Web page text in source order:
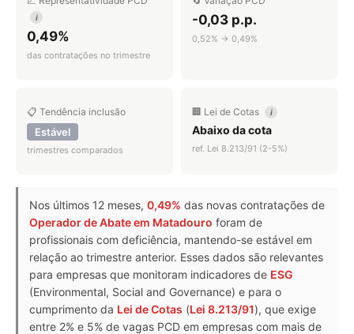
i
0,49%
das contratações no trimestre
-0,03 p.p.
0,52% → 0,49%
📋 Tendência inclusão
Estável
trimestres comparados
🏢 Lei de Cotas i
Abaixo da cota
ref. Lei 8.213/91 (2-5%)
Nos últimos 12 meses, 0,49% das novas contratações de
Operador de Abate em Matadouro foram de
profissionais com deficiência, mantendo-se estável em
relação ao trimestre anterior. Esses dados são relevantes
para empresas que monitoram indicadores de ESG
(Environmental, Social and Governance) e para o
cumprimento da Lei de Cotas (Lei 8.213/91), que exige
entre 2% e 5% de vagas PCD em empresas com mais de